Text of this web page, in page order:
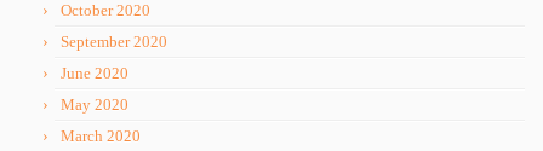
October 2020
September 2020
June 2020
May 2020
March 2020